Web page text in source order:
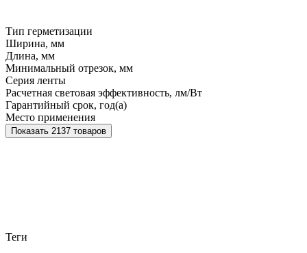
Тип герметизации
Ширина, мм
Длина, мм
Минимальный отрезок, мм
Серия ленты
Расчетная световая эффективность, лм/Вт
Гарантийный срок, год(а)
Место применения
Показать 2137 товаров
Теги